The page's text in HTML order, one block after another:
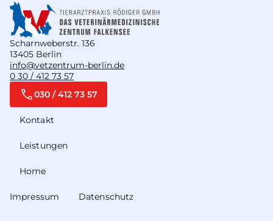
Scharnweberstr. 136
13405 Berlin
info@vetzentrum-berlin.de
0 30 / 412 73 57
Home
Leistungen
Kontakt
030 / 412 73 57
Impressum Datenschutz